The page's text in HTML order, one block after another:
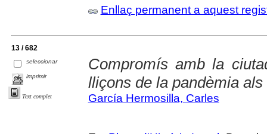
Enllaç permanent a aquest
13 / 682
seleccionar
imprimir
Text complet
Compromís amb la
lliçons de la pandèmia
García Hermosilla, Carles